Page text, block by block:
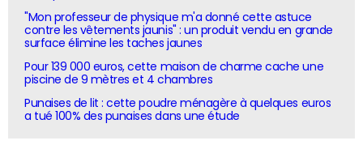
"Mon professeur de physique m'a donné cette astuce
contre les vêtements jaunis" : un produit vendu en grande
surface élimine les taches jaunes
Pour 139 000 euros, cette maison de charme cache une
piscine de 9 mètres et 4 chambres
Punaises de lit : cette poudre ménagère à quelques euros
a tué 100% des punaises dans une étude